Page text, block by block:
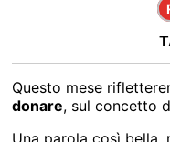
Questo mese
donare, sul concetto